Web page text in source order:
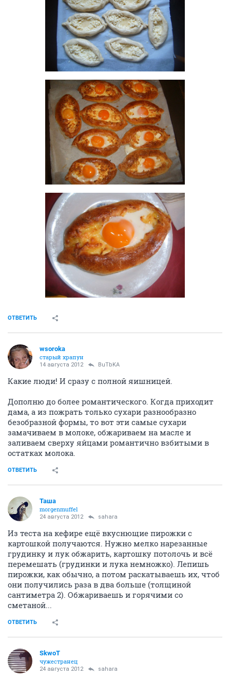
ОТВЕТИТЬ
wsoroka
старый храпун
14 августа 2012 BuTbKA
Какие люди! И сразу с полной яишницей.
Дополню до более романтического. Когда приходит
дама, а из пожрать только сухари разнообразно
безобразной формы, то вот эти самые сухари
замачиваем в молоке, обжариваем на масле и
заливаем сверху яйцами романтично взбитыми в
остатках молока.
ОТВЕТИТЬ
Таша
morgenmuffel
24 августа 2012 sahara
Из теста на кефире ещё вкуснющие пирожки с
картошкой получаются. Нужно мелко нарезанные
грудинку и лук обжарить, картошку потолочь и всё
перемешать (грудинки и лука немножко). Лепишь
пирожки, как обычно, а потом раскатываешь их, чтоб
они получились раза в два больше (толщиной
сантиметра 2). Обжариваешь и горячими со
сметаной...
ОТВЕТИТЬ
SkwоT
чужестранец
24 августа 2012 sahara